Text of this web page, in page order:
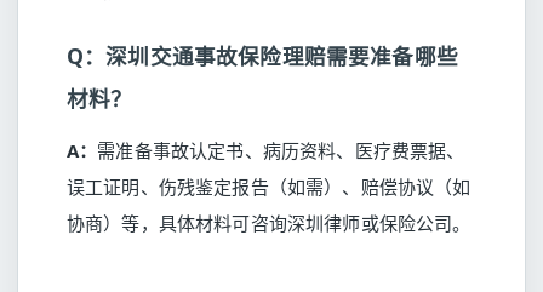
Q：深圳交通事故保险理赔需要准备哪些
材料？
A： 需准备事故认定书、病历资料、医疗费票据、
误工证明、伤残鉴定报告（如需）、赔偿协议（如
协商）等，具体材料可咨询深圳律师或保险公司。